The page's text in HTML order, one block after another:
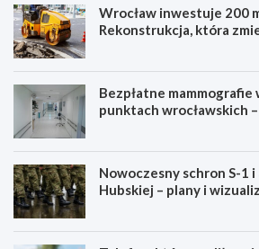
Wrocław inwestuje 200
Rekonstrukcja, która
Bezpłatne mammografie
punktach wrocławskich
Nowoczesny schron S-1
Hubskiej – plany i